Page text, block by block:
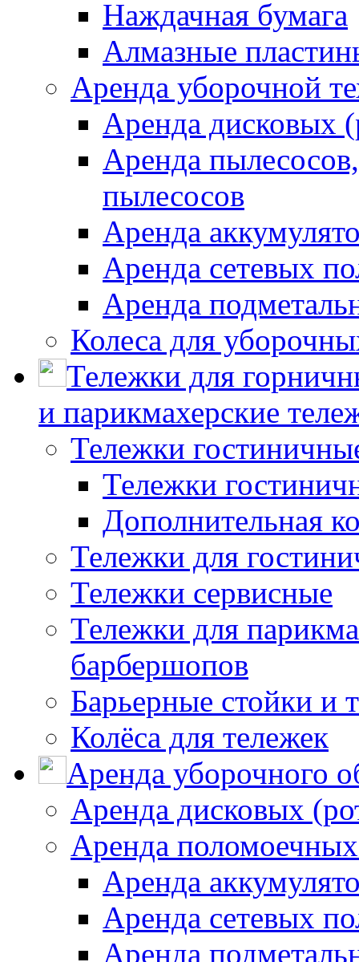
Наждачная бумага
Алмазные
Аренда уборочной
Аренда дисковых
Аренда
пылесосов
Аренда
Аренда сетевых
Аренда
Колеса для
Тележки для
и парикмахерские
Тележки
Тележки
Дополнительная
Тележки для
Тележки сервисные
Тележки для
барбершопов
Барьерные стойки и
Колёса для тележек
Аренда уборочного
Аренда дисковых
Аренда
Аренда
Аренда сетевых
Аренда